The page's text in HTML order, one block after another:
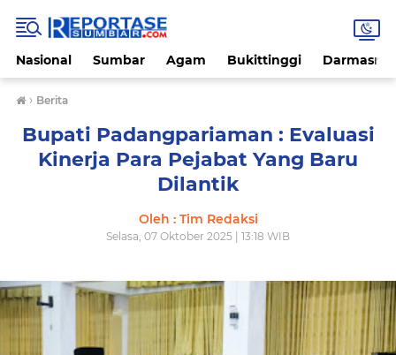
Nasional Sumbar Agam Bukittinggi
› Berita
Bupati Padangpariaman : Evaluasi
Kinerja Para Pejabat Yang Baru
Dilantik
Oleh : Tim Redaksi
Selasa, 07 Oktober 2025 | 13:18 WIB